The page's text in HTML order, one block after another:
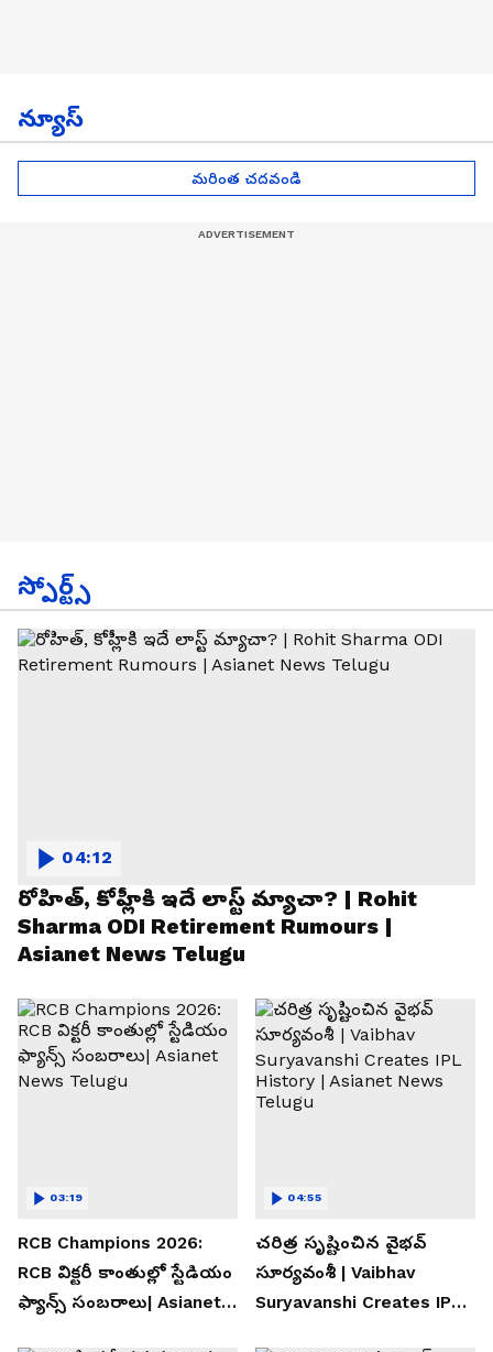
న్యూస్
మరింత చదవండి
స్పోర్ట్స్
రోహిత్, కోహ్లీకి ఇదే లాస్ట్ మ్యాచా? | Rohit
Sharma ODI Retirement Rumours |
Asianet News Telugu
04:12
RCB Champions 2026:
RCB విక్టరీ కాంతుల్లో స్టేడియం
ఫ్యాన్స్ సంబరాలు| Asianet
03:19
చరిత్ర సృష్టించిన వైభవ్
సూర్యవంశీ | Vaibhav
Suryavanshi Creates IPL
04:55